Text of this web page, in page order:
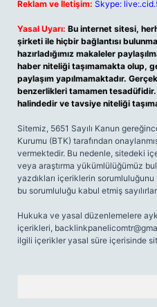
Reklam ve İletişim: Skype:
Yasal Uyarı: Bu internet sitesi,
şirketi ile hiçbir bağlantısı
hazırladığımız makaleler
haber niteliği taşımamakta olup,
paylaşım yapılmamaktadır.
benzerlikleri tamamen
halindedir ve tavsiye niteliği
Sitemiz, 5651 Sayılı Kanun
Kurumu (BTK) tarafından
vermektedir. Bu nedenle, sitedeki
veya araştırma yükümlülüğümüz
yazdıkları içeriklerin
bu sorumluluğu kabul etmiş
Hukuka ve yasal düzenlemelere
içerikleri,
ilgili içerikler yasal süre içerisinde